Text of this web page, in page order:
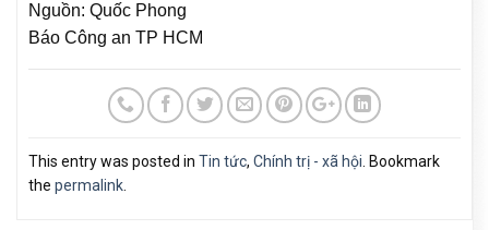
Nguồn: Quốc Phong
Báo Công an TP HCM
This entry was posted in Tin tức, Chính trị - xã hội. Bookmark
the permalink.